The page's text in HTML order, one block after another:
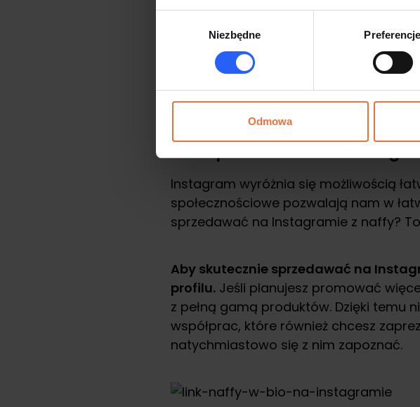
Niezbędne Preferencje
Odmowa
Jeśli czujesz, że Twoje działania
Facebook Ads. Przygotuj strategię
odpowiednio dobrana do Twojej
Instagram wyróżnia się możliwością
społecznościowe pozwalają nam w
sprzedawać na Instagramie z naffy?
Aby skutecznie sprzedawać na
profilu. Jeśli planujesz promować
z pełną gamą produktów. Dzięki temu
współprac, które również chcesz
natychmiastowo się z nim zapoznać.